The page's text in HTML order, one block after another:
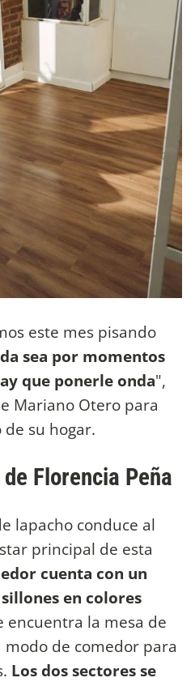
este mes pisando
sea por momentos
que ponerle onda",
Mariano Otero para
su hogar.
Florencia Peña
lapacho conduce al
principal de esta
cuenta con un
en colores
encuentra la mesa de
de comedor para
Los dos sectores se